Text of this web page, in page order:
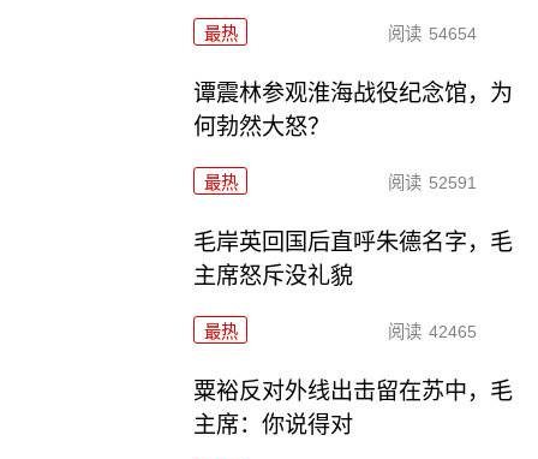
最热 阅读 54654
谭震林参观淮海战役纪念馆，为
何勃然大怒？
最热 阅读 52591
毛岸英回国后直呼朱德名字，毛
主席怒斥没礼貌
最热 阅读 42465
粟裕反对外线出击留在苏中，毛
主席：你说得对